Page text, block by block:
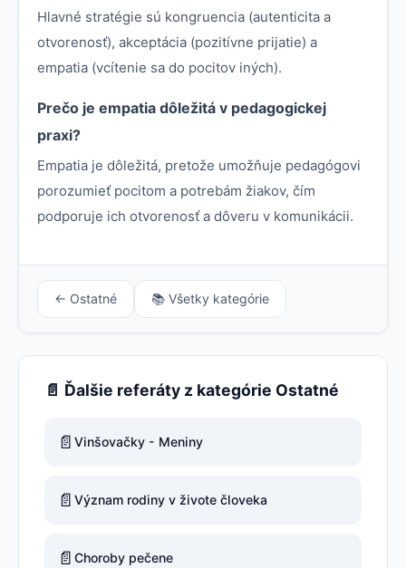
Hlavné stratégie sú kongruencia (autenticita a
otvorenosť), akceptácia (pozitívne prijatie) a
empatia (vcítenie sa do pocitov iných).
Prečo je empatia dôležitá v pedagogickej
praxi?
Empatia je dôležitá, pretože umožňuje pedagógovi
porozumieť pocitom a potrebám žiakov, čím
podporuje ich otvorenosť a dôveru v komunikácii.
← Ostatné 📚 Všetky kategórie
📄 Ďalšie referáty z kategórie Ostatné
📄 Vinšovačky - Meniny
📄 Význam rodiny v živote človeka
📄 Choroby pečene